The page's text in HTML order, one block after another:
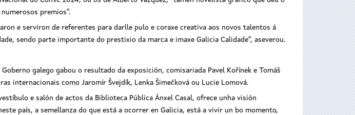
premios”.
e serviron de referentes para darlle pulo e coraxe creativa aos novos talentos á
sendo parte importante do prestixio da marca e imaxe Galicia Calidade”, aseverou.
galego gabou o resultado da exposición, comisariada Pavel Kořínek e Tomáš
internacionais como Jaromír Švejdík, Lenka Šimečková ou Lucie Lomová.
e salón de actos da Biblioteca Pública Ánxel Casal, ofrece unha visión
país, a semellanza do que está a ocorrer en Galicia, está a vivir un bo momento,